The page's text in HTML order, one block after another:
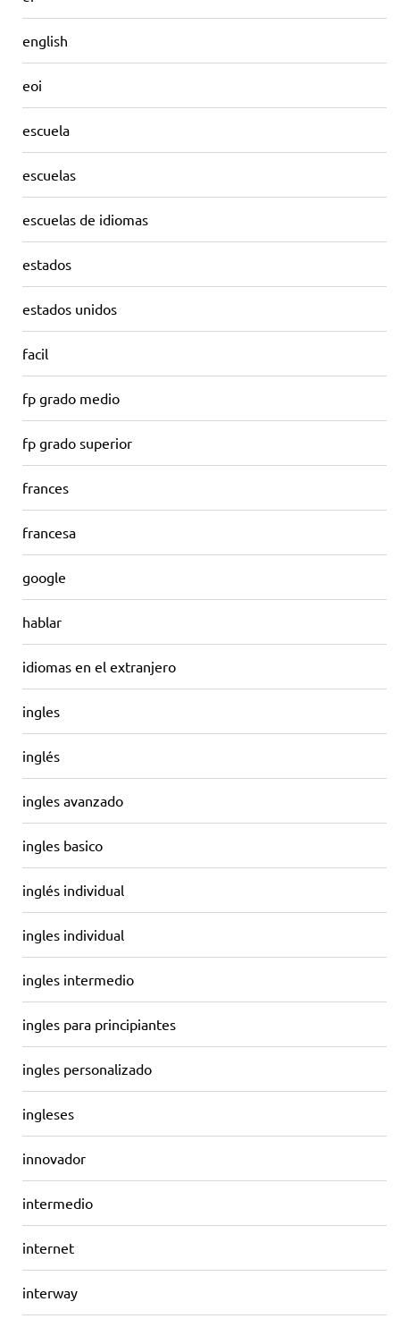
english
eoi
escuela
escuelas
escuelas de idiomas
estados
estados unidos
facil
fp grado medio
fp grado superior
frances
francesa
google
hablar
idiomas en el extranjero
ingles
inglés
ingles avanzado
ingles basico
inglés individual
ingles individual
ingles intermedio
ingles para principiantes
ingles personalizado
ingleses
innovador
intermedio
internet
interway